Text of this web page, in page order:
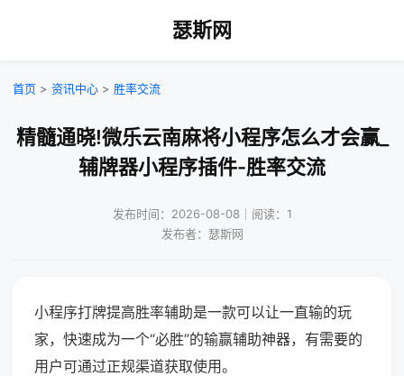
瑟斯网
首页 > 资讯中心 > 胜率交流
精髓通晓!微乐云南麻将小程序怎么才会赢_
辅牌器小程序插件-胜率交流
发布时间：2026-08-08｜阅读：1
发布者：瑟斯网
小程序打牌提高胜率辅助是一款可以让一直输的玩
家，快速成为一个“必胜”的输赢辅助神器，有需要的
用户可通过正规渠道获取使用。